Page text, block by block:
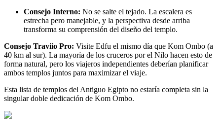
Consejo Interno: No se salte el tejado. La escalera es
estrecha pero manejable, y la perspectiva desde arriba
transforma su comprensión del diseño del templo.
Consejo Traviio Pro: Visite Edfu el mismo día que Kom Ombo (a
40 km al sur). La mayoría de los cruceros por el Nilo hacen esto de
forma natural, pero los viajeros independientes deberían planificar
ambos templos juntos para maximizar el viaje.
Esta lista de templos del Antiguo Egipto no estaría completa sin la
singular doble dedicación de Kom Ombo.